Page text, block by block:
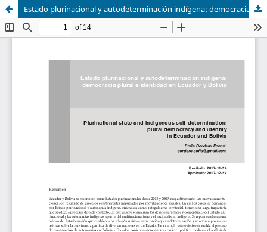
Estado plurinacional y autodeterminación indígena: democracia plural e identidad en Ecuador y Bolivia